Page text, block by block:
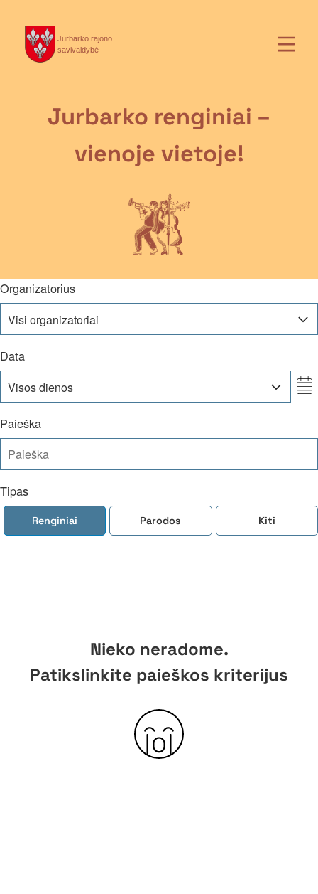
Jurbarko rajono
savivaldybė
Jurbarko renginiai –
vienoje vietoje!
Organizatorius
Visi organizatoriai
Data
Visos dienos
Paieška
Tipas
Renginiai Parodos Kiti
Nieko neradome.
Patikslinkite paieškos kriterijus